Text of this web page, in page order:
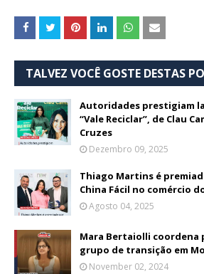
TALVEZ VOCÊ GOSTE DESTAS
Autoridades prestigiam
“Vale Reciclar”, de Clau
Cruzes
Dezembro 09, 2025
Thiago Martins é
China Fácil no comércio
Agosto 04, 2025
Mara Bertaiolli coordena
grupo de transição em
November 02, 2024